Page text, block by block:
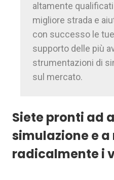
altamente
migliore strada e
con successo le
supporto delle più
strumentazioni di
sul mercato.
Siete pronti ad
simulazione e
radicalmente i